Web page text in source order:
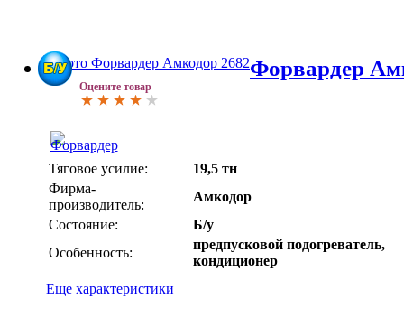
Оцените товар
Форвардер
Тяговое усилие:
19,5 тн
Фирма-
производитель:
Амкодор
Состояние:
Б/у
Особенность:
предпусковой подогреватель,
кондиционер
Еще характеристики